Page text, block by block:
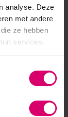
analyse. Deze
met andere
ze hebben
services.